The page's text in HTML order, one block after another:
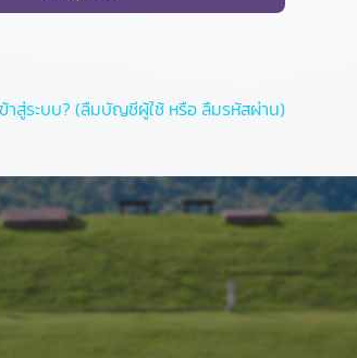
าสู่ระบบ? (ลืมบัญชีผู้ใช้ หรือ ลืมรหัสผ่าน)